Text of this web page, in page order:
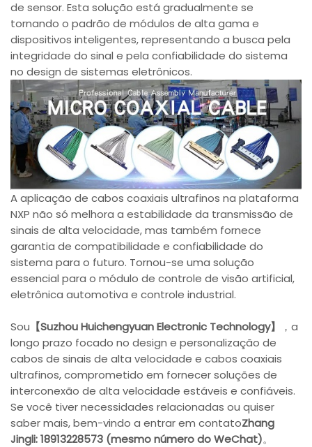
de sensor. Esta solução está gradualmente se
tornando o padrão de módulos de alta gama e
dispositivos inteligentes, representando a busca pela
integridade do sinal e pela confiabilidade do sistema
no design de sistemas eletrônicos.
A aplicação de cabos coaxiais ultrafinos na plataforma
NXP não só melhora a estabilidade da transmissão de
sinais de alta velocidade, mas também fornece
garantia de compatibilidade e confiabilidade do
sistema para o futuro. Tornou-se uma solução
essencial para o módulo de controle de visão artificial,
eletrônica automotiva e controle industrial.
Sou 【Suzhou Huichengyuan Electronic Technology】
，a
longo prazo focado no design e personalização de
cabos de sinais de alta velocidade e cabos coaxiais
ultrafinos, comprometido em fornecer soluções de
interconexão de alta velocidade estáveis e confiáveis.
Se você tiver necessidades relacionadas ou quiser
saber mais, bem-vindo a entrar em contatoZhang
Jingli: 18913228573 (mesmo número do WeChat)。